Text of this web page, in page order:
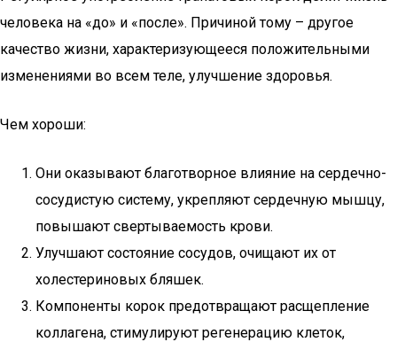
человека на «до» и «после». Причиной тому – другое
качество жизни, характеризующееся положительными
изменениями во всем теле, улучшение здоровья.
Чем хороши:
Они оказывают благотворное влияние на сердечно-
сосудистую систему, укрепляют сердечную мышцу,
повышают свертываемость крови.
Улучшают состояние сосудов, очищают их от
холестериновых бляшек.
Компоненты корок предотвращают расщепление
коллагена, стимулируют регенерацию клеток,